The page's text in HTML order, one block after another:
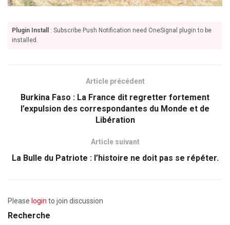
Plugin Install
: Subscribe Push Notification need OneSignal plugin to be
installed.
Article précédent
Burkina Faso : La France dit regretter fortement
l’expulsion des correspondantes du Monde et de
Libération
Article suivant
La Bulle du Patriote : l’histoire ne doit pas se répéter.
Please login to join discussion
Recherche